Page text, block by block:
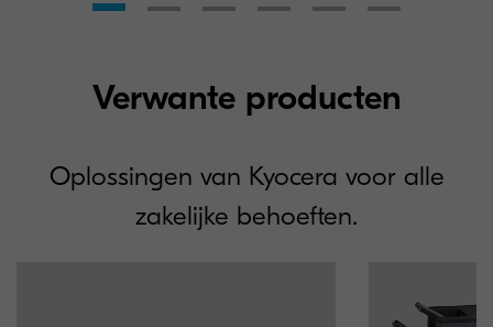
Verwante producten
Oplossingen van Kyocera voor alle
zakelijke behoeften.